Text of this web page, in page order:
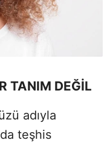
TANIM DEĞİL
adıyla
teşhis